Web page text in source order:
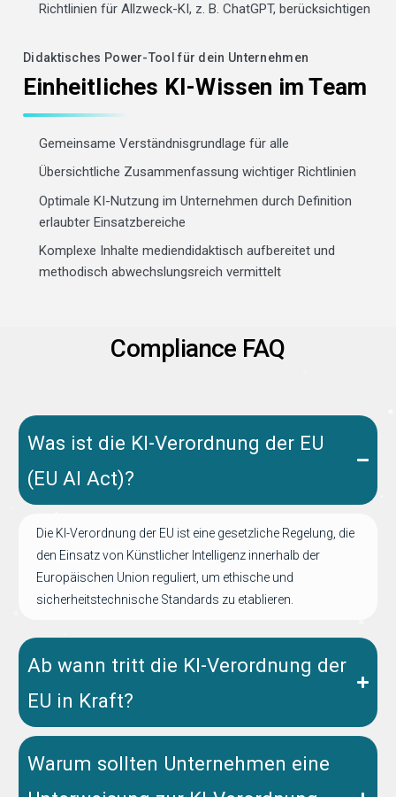
Richtlinien für Allzweck-KI, z. B. ChatGPT, berücksichtigen
Didaktisches Power-Tool für dein Unternehmen
Einheitliches KI-Wissen im Team
Gemeinsame Verständnisgrundlage für alle
Übersichtliche Zusammenfassung wichtiger Richtlinien
Optimale KI-Nutzung im Unternehmen durch Definition
erlaubter Einsatzbereiche
Komplexe Inhalte mediendidaktisch aufbereitet und
methodisch abwechslungsreich vermittelt
Compliance FAQ
Was ist die KI-Verordnung der EU
(EU AI Act)?
Die KI-Verordnung der EU ist eine gesetzliche Regelung, die
den Einsatz von Künstlicher Intelligenz innerhalb der
Europäischen Union reguliert, um ethische und
sicherheitstechnische Standards zu etablieren
Ab wann tritt die KI-Verordnung der
EU in Kraft?
Warum sollten Unternehmen eine